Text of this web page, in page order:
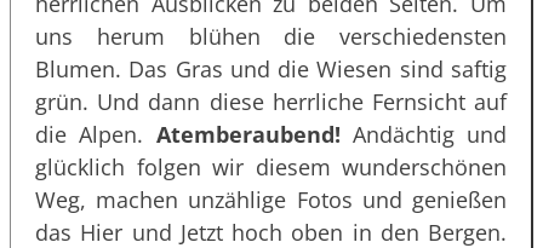
uns herum blühen die verschiedensten
Blumen. Das Gras und die Wiesen sind saftig
grün. Und dann diese herrliche Fernsicht auf
die Alpen. Atemberaubend! Andächtig und
glücklich folgen wir diesem wunderschönen
Weg, machen unzählige Fotos und genießen
das Hier und Jetzt hoch oben in den Bergen.